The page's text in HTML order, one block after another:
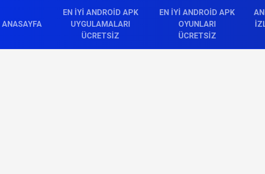
ANASAYFA
EN İYI ANDROID APK
UYGULAMALARI
ÜCRETSIZ
EN İYI ANDROID APK
OYUNLARI
ÜCRETSIZ